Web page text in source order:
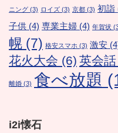
ニング (3) ロイズ (3) 京都 (3) 初詣
子供 (4) 専業主婦 (4) 年賀状
幌 (7) 格安スマホ (3) 激安
花火大会 (6) 英会話
離婚 (3) 食べ放題
i2i懐石